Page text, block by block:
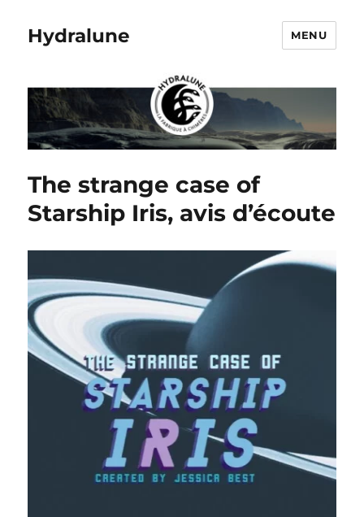
Hydralune MENU
The strange case of
Starship Iris, avis d’écoute